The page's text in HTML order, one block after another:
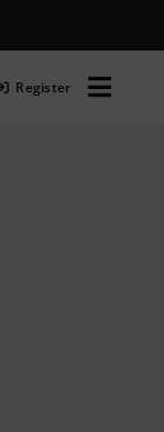
dục – Hướng
Register